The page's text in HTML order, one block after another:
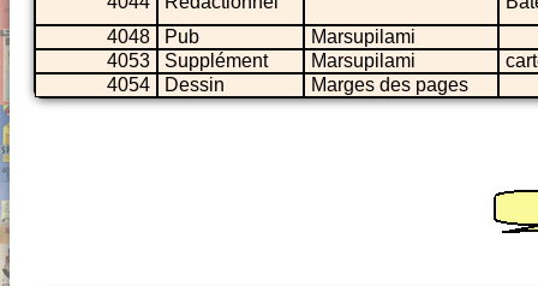
4048
Pub
Marsupilami
4053
Supplément Marsupilami
4054
Dessin Marges des pages